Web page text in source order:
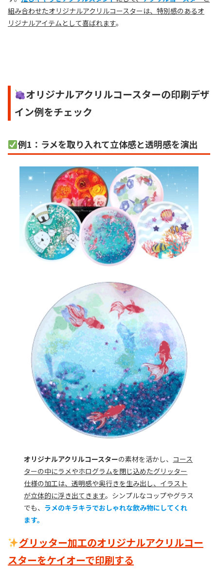
組み合わせたオリジナルアクリルコースターは、特別感のあるオ
リジナルアイテムとして喜ばれます。
オリジナルアクリルコースターの印刷デザ
イン例をチェック
例1：ラメを取り入れて立体感と透明感を演出
オリジナルアクリルコースターの素材を活かし、 コース
ターの中にラメやホログラムを閉じ込めたグリッター
仕様の加工は、透明感や奥行きを生み出し、イラスト
が立体的に浮き出てきます。シンプルなコップやグラス
でも、 ラメのキラキラでおしゃれな飲み物にしてくれ
ます。
グリッター加工のオリジナルアクリルコー
スターをケイオーで印刷する